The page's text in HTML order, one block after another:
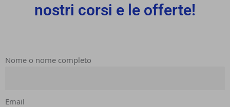
nostri corsi e le offerte!
Nome o nome completo
Email